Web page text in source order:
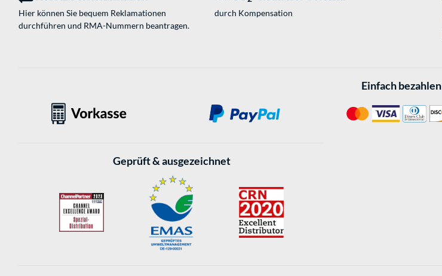
Hier können Sie bequem Reklamationen
durchführen und RMA-Nummern beantragen.
durch Kompensation
Einfach bezahlen
Geprüft & ausgezeichnet